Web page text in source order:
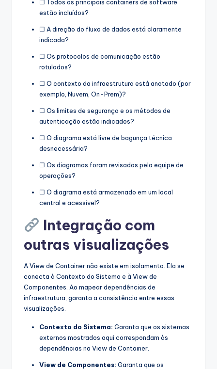
☐ Todos os principais containers de software
estão incluídos?
☐ A direção do fluxo de dados está claramente
indicada?
☐ Os protocolos de comunicação estão
rotulados?
☐ O contexto da infraestrutura está anotado (por
exemplo, Nuvem, On-Prem)?
☐ Os limites de segurança e os métodos de
autenticação estão indicados?
☐ O diagrama está livre de bagunça técnica
desnecessária?
☐ Os diagramas foram revisados pela equipe de
operações?
☐ O diagrama está armazenado em um local
central e acessível?
Integração com
outras visualizações
A View de Container não existe em isolamento. Ela se
conecta à Contexto do Sistema e à View de
Componentes. Ao mapear dependências de
infraestrutura, garanta a consistência entre essas
visualizações.
Contexto do Sistema: Garanta que os sistemas
externos mostrados aqui correspondam às
dependências na View de Container.
View de Componentes: Garanta que os